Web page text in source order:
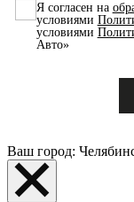
Я согласен на
условиями
условиями
Авто»
Ваш город: